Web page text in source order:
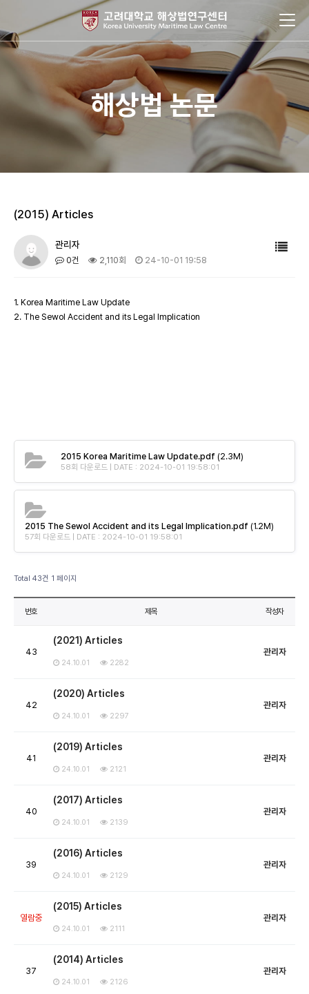
해상법 논문
(2015) Articles
관리자
0건 2,110회 24-10-01 19:58
1. Korea Maritime Law Update
2. The Sewol Accident and its Legal Implication
2015 Korea Maritime Law Update.pdf (2.3M)
58회 다운로드 | DATE : 2024-10-01 19:58:01
2015 The Sewol Accident and its Legal Implication.pdf (1.2M)
57회 다운로드 | DATE : 2024-10-01 19:58:01
Total 43건 1 페이지
번호 제목 작성자
43
(2021) Articles
24.10.01 2282
관리자
42
(2020) Articles
24.10.01 2297
관리자
41
(2019) Articles
24.10.01 2121
관리자
40
(2017) Articles
24.10.01 2139
관리자
39
(2016) Articles
24.10.01 2129
관리자
열람중
(2015) Articles
24.10.01 2111
관리자
37
(2014) Articles
24.10.01 2126
관리자